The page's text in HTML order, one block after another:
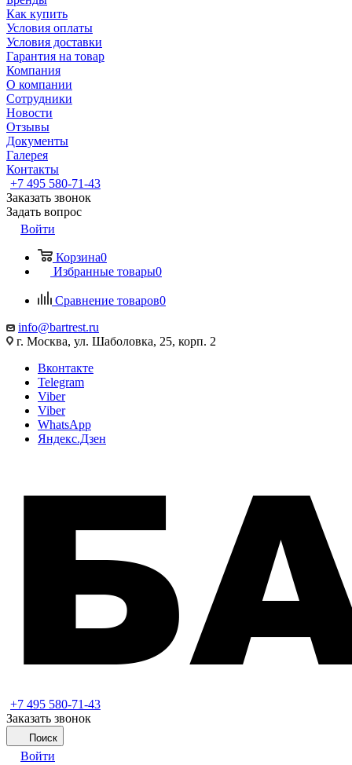
Как купить
Условия оплаты
Условия доставки
Гарантия на товар
Компания
О компании
Сотрудники
Новости
Отзывы
Документы
Галерея
Контакты
+7 495 580-71-43
Заказать звонок
Задать вопрос
Войти
Корзина0
Избранные товары0
Сравнение товаров0
info@bartrest.ru
г. Москва, ул. Шаболовка, 25, корп. 2
Вконтакте
Telegram
Viber
Viber
WhatsApp
Яндекс.Дзен
+7 495 580-71-43
Заказать звонок
Поиск
Войти